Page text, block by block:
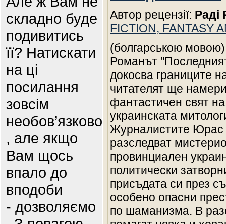
складно буде
подивитись
її? Натискати
на ці
посилання
зовсім
необов’язково
, але якщо
Вам щось
впало до
вподоби
- дозволяємо
Автор рецензії: Раді
FICTION, FANTASY
(болгарською мовою)
Романът
докосва границите
читателят ще
фантастичен свят
украинската
Журналистите Юрас
разследват
провинциален
политически
присъдата си през
особено опасни
по шаманизма. В